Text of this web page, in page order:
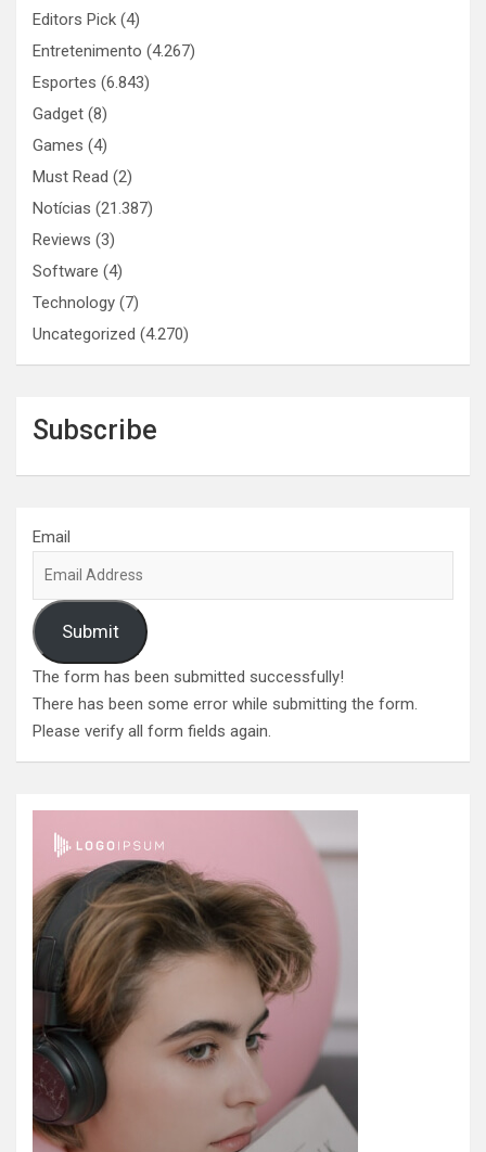
Editors Pick (4)
Entretenimento (4.267)
Esportes (6.843)
Gadget (8)
Games (4)
Must Read (2)
Notícias (21.387)
Reviews (3)
Software (4)
Technology (7)
Uncategorized (4.270)
Subscribe
Email
Submit
The form has been submitted successfully!
There has been some error while submitting the form.
Please verify all form fields again.